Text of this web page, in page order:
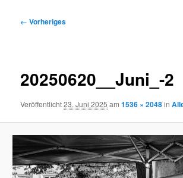
Bilder-
← Vorheriges
20250620__Juni_-2
Veröffentlicht23. Juni 2025 am1536 × 2048in